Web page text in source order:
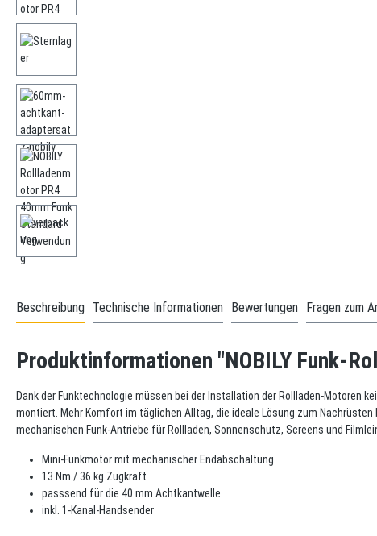
Beschreibung Technische Informationen Bewertungen Fragen zum
Produktinformationen "NOBILY Funk-
Dank der Funktechnologie müssen bei der Installation der Rollladen-Motoren
montiert. Mehr Komfort im täglichen Alltag, die ideale Lösung zum
mechanischen Funk-Antriebe für Rollladen, Sonnenschutz, Screens und
Mini-Funkmotor mit mechanischer Endabschaltung
13 Nm / 36 kg Zugkraft
passsend für die 40 mm Achtkantwelle
inkl. 1-Kanal-Handsender